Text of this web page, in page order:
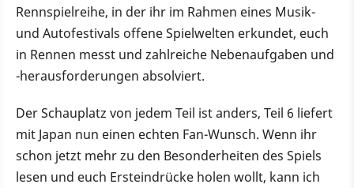
Rennspielreihe, in der ihr im Rahmen eines Musik-
und Autofestivals offene Spielwelten erkundet, euch
in Rennen messt und zahlreiche Nebenaufgaben und
-herausforderungen absolviert.
Der Schauplatz von jedem Teil ist anders, Teil 6 liefert
mit Japan nun einen echten Fan-Wunsch. Wenn ihr
schon jetzt mehr zu den Besonderheiten des Spiels
lesen und euch Ersteindrücke holen wollt, kann ich